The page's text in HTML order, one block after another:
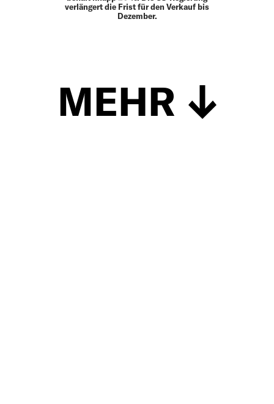
verlängert die Frist für den Verkauf bis
Dezember.
MEHR